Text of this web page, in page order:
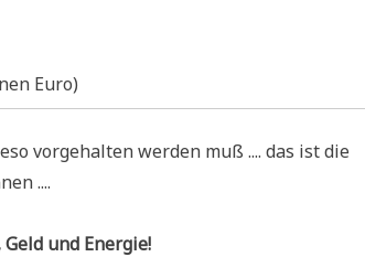
Euro)
vor­ge­hal­ten wer­den muß .... das ist die
....
und Energie!